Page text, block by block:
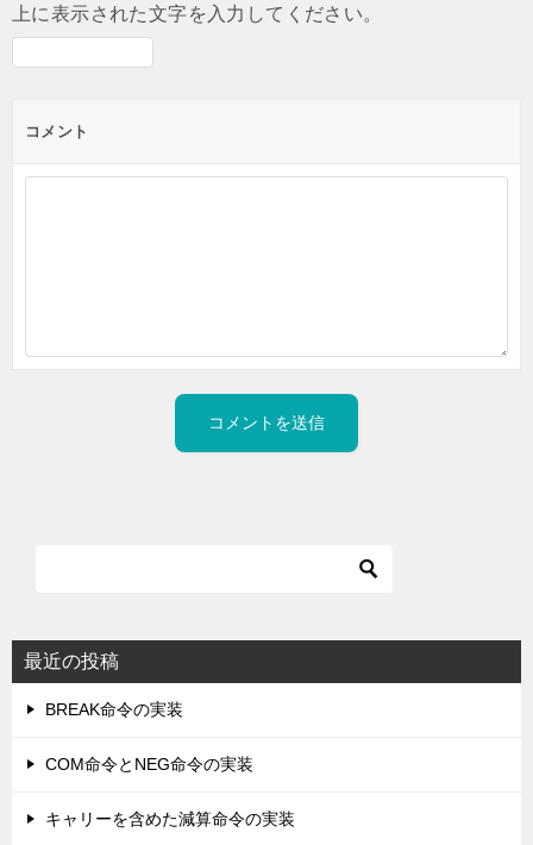
上に表示された文字を入力してください。
コメント
最近の投稿
BREAK命令の実装
COM命令とNEG命令の実装
キャリーを含めた減算命令の実装